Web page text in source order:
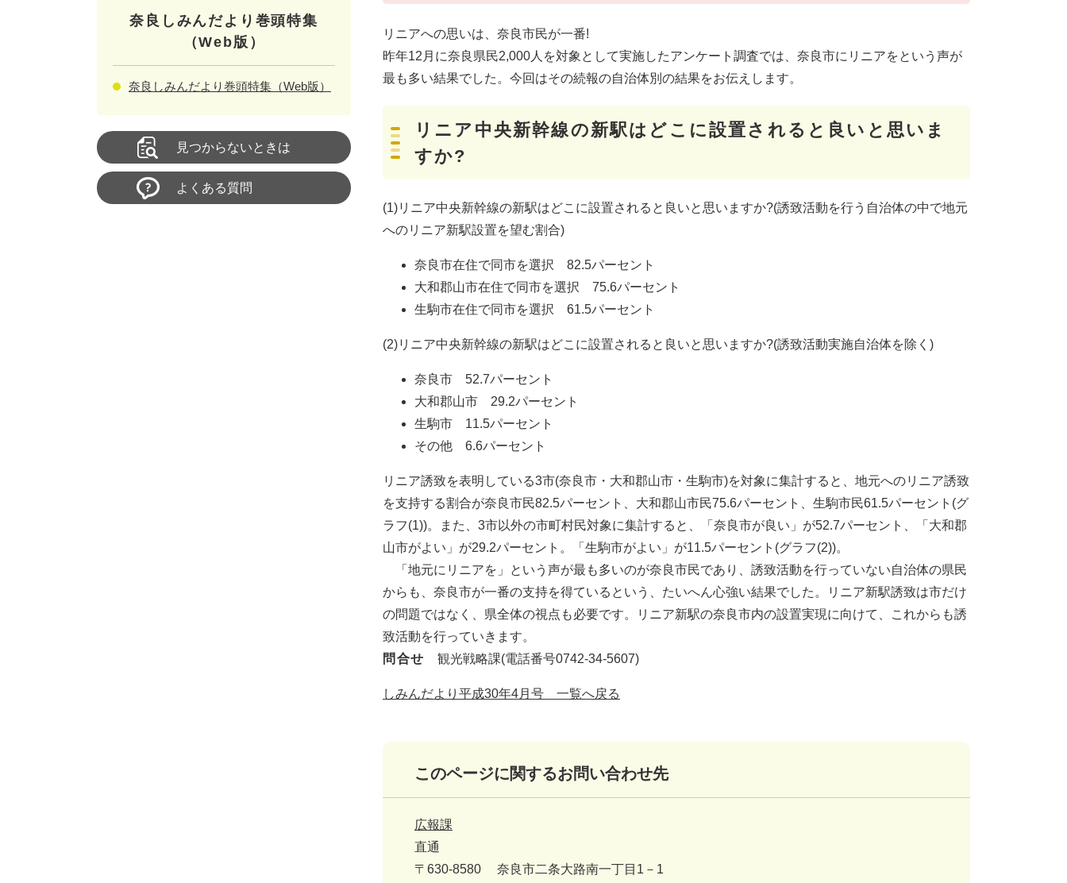
リニアへの思いは、奈良市民が一番!
昨年12月に奈良県民2,000人を対象として実施したアンケート調査では、奈良市にリニアをという声が
最も多い結果でした。今回はその続報の自治体別の結果をお伝えします。
リニア中央新幹線の新駅はどこに設置されると良いと思いま
すか?
(1)リニア中央新幹線の新駅はどこに設置されると良いと思いますか?(誘致活動を行う自治体の中で地元
へのリニア新駅設置を望む割合)
奈良市在住で同市を選択 82.5パーセント
大和郡山市在住で同市を選択 75.6パーセント
生駒市在住で同市を選択 61.5パーセント
(2)リニア中央新幹線の新駅はどこに設置されると良いと思いますか?(誘致活動実施自治体を除く)
奈良市 52.7パーセント
大和郡山市 29.2パーセント
生駒市 11.5パーセント
その他 6.6パーセント
リニア誘致を表明している3市(奈良市・大和郡山市・生駒市)を対象に集計すると、地元へのリニア誘致
を支持する割合が奈良市民82.5パーセント、大和郡山市民75.6パーセント、生駒市民61.5パーセント(グ
ラフ(1))。また、3市以外の市町村民対象に集計すると、「奈良市が良い」が52.7パーセント、「大和郡
山市がよい」が29.2パーセント。「生駒市がよい」が11.5パーセント(グラフ(2))。
「地元にリニアを」という声が最も多いのが奈良市民であり、誘致活動を行っていない自治体の県民
からも、奈良市が一番の支持を得ているという、たいへん心強い結果でした。リニア新駅誘致は市だけ
の問題ではなく、県全体の視点も必要です。リニア新駅の奈良市内の設置実現に向けて、これからも誘
致活動を行っていきます。
問合せ
観光戦略課(電話番号0742-34-5607)
しみんだより平成30年4月号 一覧へ戻る
このページに関するお問い合わせ先
広報課
直通
〒630-8580
奈良市二条大路南一丁目1－1
奈良しみんだより巻頭特集
（Web版）
奈良しみんだより巻頭特集（Web版）
見つからないときは
よくある質問